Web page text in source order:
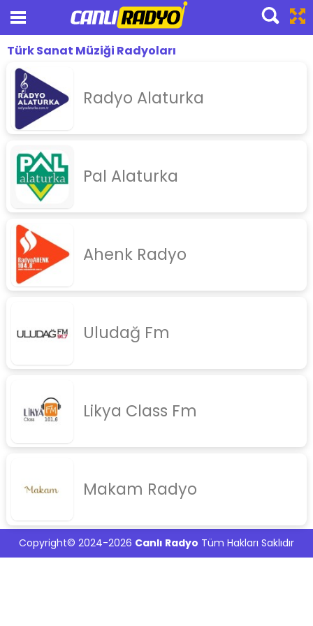
Canlı Radyo Dinle
pop
slow
nostalji
yabanci
arabesk
haber
spor
tsm
rock
diger
Türk Sanat Müziği Radyoları
Radyo Alaturka
Pal Alaturka
Ahenk Radyo
Uludağ Fm
Likya Class Fm
Makam Radyo
Copyright© 2024-2026 Canlı Radyo Tüm Hakları Saklıdır